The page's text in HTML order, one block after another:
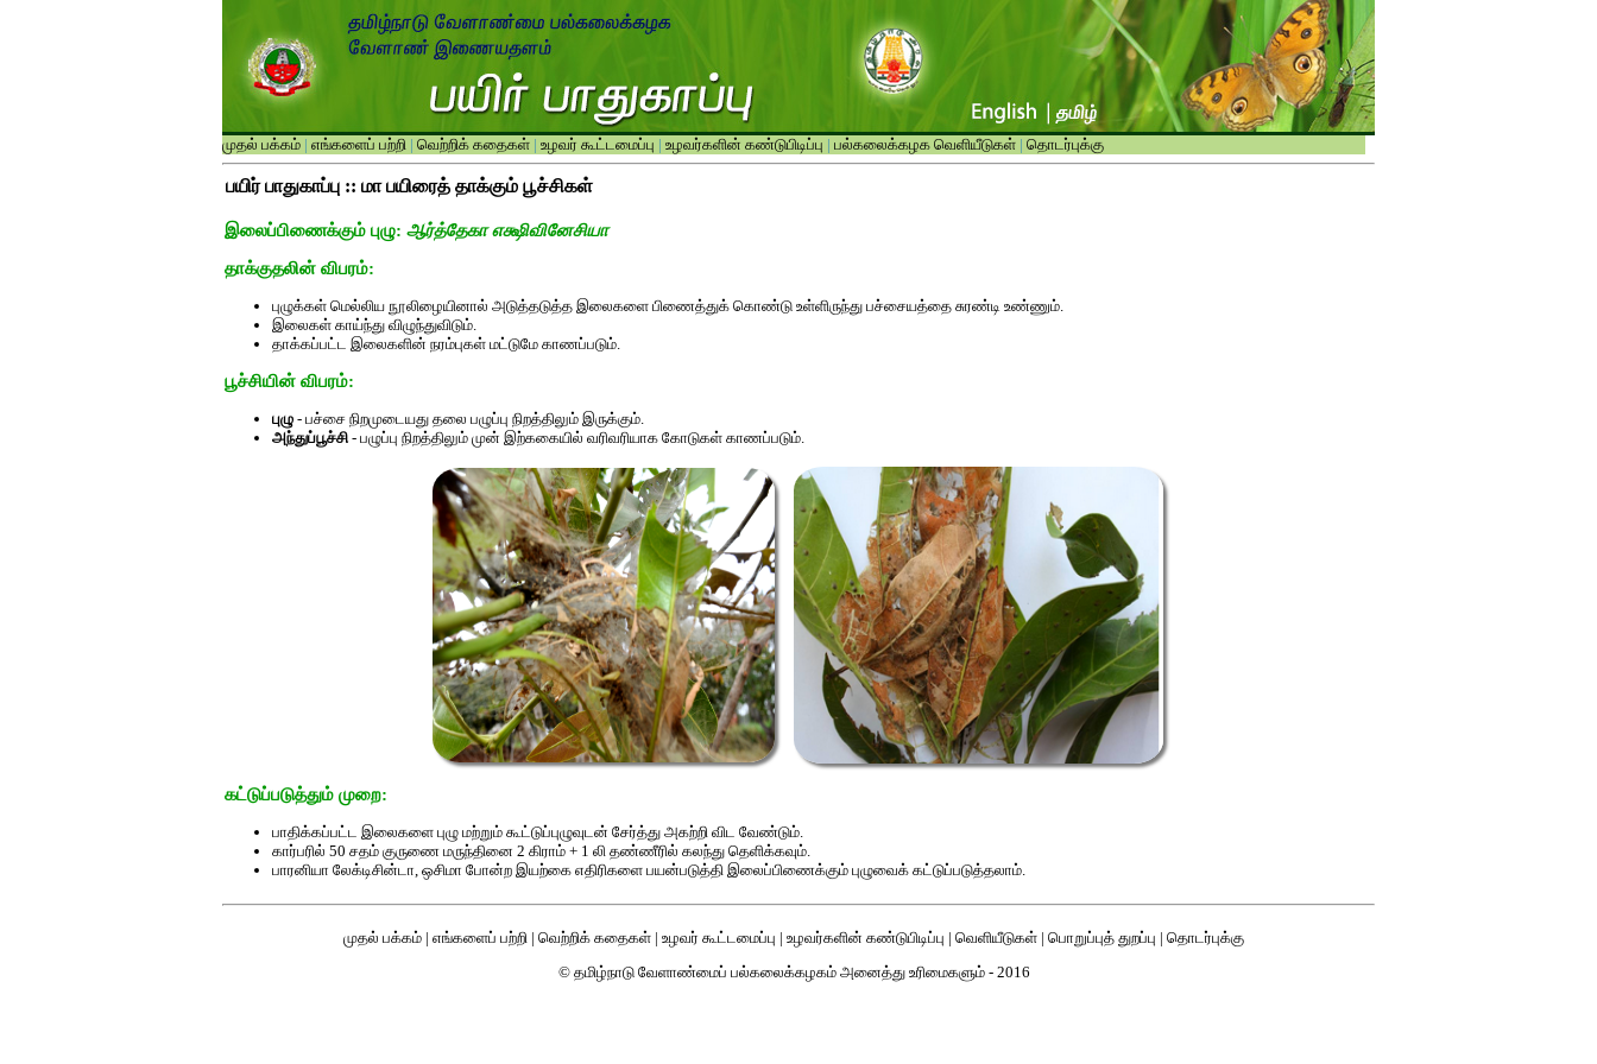
முதல் பக்கம் | எங்களைப் பற்றி | வெற்றிக் கதைகள் | உழவர் கூட்டமைப்பு | உழவர்களின் கண்டுபிடிப்பு | பல்கலைக்கழக வெளியீடுகள் | தொடர்புக்கு
பயிர் பாதுகாப்பு :: மா பயிரைத் தாக்கும் பூச்சிகள்
இலைப்பிணைக்கும் புழு: ஆர்த்தேகா எக்ஷிவினேசியா
தாக்குதலின் விபரம்:
புழுக்கள் மெல்லிய நூலிழையினால் அடுத்தடுத்த இலைகளை பிணைத்துக் கொண்டு உள்ளிருந்து பச்சையத்தை சுரண்டி உண்ணும்.
இலைகள் காய்ந்து விழுந்துவிடும்.
தாக்கப்பட்ட இலைகளின் நரம்புகள் மட்டுமே காணப்படும்.
பூச்சியின் விபரம்:
புழு - பச்சை நிறமுடையது தலை பழுப்பு நிறத்திலும் இருக்கும்.
அந்துப்பூச்சி - பழுப்பு நிறத்திலும் முன் இற்ககையில் வரிவரியாக கோடுகள் காணப்படும்.
கட்டுப்படுத்தும் முறை:
பாதிக்கப்பட்ட இலைகளை புழு மற்றும் கூட்டுப்புழுவுடன் சேர்த்து அகற்றி விட வேண்டும்.
கார்பரில் 50 சதம் குருணை மருந்தினை 2 கிராம் + 1 லி தண்ணீரில் கலந்து தெளிக்கவும்.
பாரனியா லேக்டிசின்டா, ஒசிமா போன்ற இயற்கை எதிரிகளை பயன்படுத்தி இலைப்பிணைக்கும் புழுவைக் கட்டுப்படுத்தலாம்.
முதல் பக்கம் | எங்களைப் பற்றி | வெற்றிக் கதைகள் | உழவர் கூட்டமைப்பு | உழவர்களின் கண்டுபிடிப்பு | வெளியீடுகள் | பொறுப்புத் துறப்பு | தொடர்புக்கு
© தமிழ்நாடு வேளாண்மைப் பல்கலைக்கழகம் அனைத்து உரிமைகளும் - 2016